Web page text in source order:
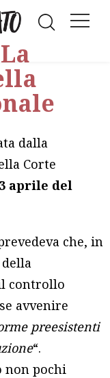
FacebookLinkedIn
dalla
Corte
aprile del
che, in
controllo
avvenire
preesistenti
“.
non pochi